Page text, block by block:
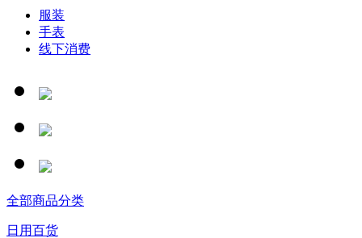
服装
手表
线下消费
全部商品分类
日用百货